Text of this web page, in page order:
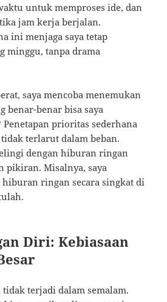
untuk memproses ide, dan
jam kerja berjalan.
ini menjaga saya tetap
minggu, tanpa drama
saya mencoba menemukan
benar-benar bisa saya
prioritas sederhana
terlarut dalam beban.
dengan hiburan ringan
pikiran. Misalnya, saya
ringan secara singkat di
Diri: Kebiasaan
terjadi dalam semalam.